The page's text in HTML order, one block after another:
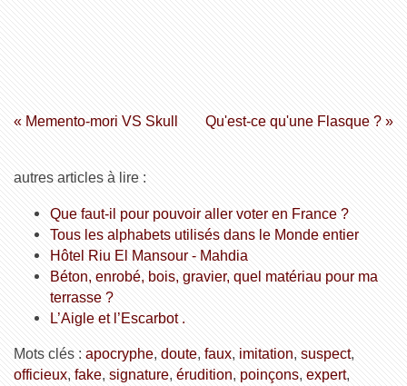
« Memento-mori VS Skull Qu'est-ce qu'une Flasque ? »
autres articles à lire :
Que faut-il pour pouvoir aller voter en France ?
Tous les alphabets utilisés dans le Monde entier
Hôtel Riu El Mansour - Mahdia
Béton, enrobé, bois, gravier, quel matériau pour ma
terrasse ?
L’Aigle et l’Escarbot .
Mots clés : apocryphe, doute, faux, imitation, suspect,
officieux, fake, signature, érudition, poinçons, expert,